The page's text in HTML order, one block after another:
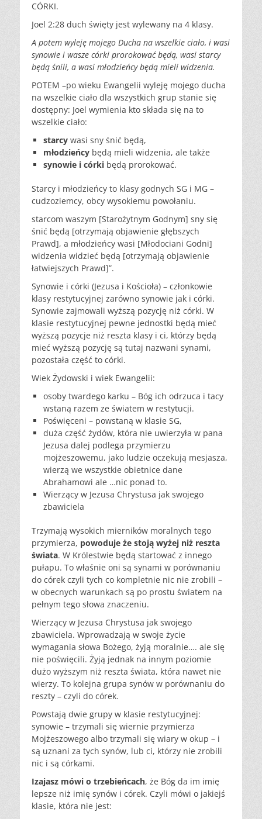
CÓRKI.
Joel 2:28 duch święty jest wylewany na 4 klasy.
A potem wyleję mojego Ducha na wszelkie ciało, i wasi
synowie i wasze córki prorokować będą, wasi starcy
będą śnili, a wasi młodzieńcy będą mieli widzenia.
POTEM –po wieku Ewangelii wyleję mojego ducha
na wszelkie ciało dla wszystkich grup stanie się
dostępny: Joel wymienia kto składa się na to
wszelkie ciało:
starcy wasi sny śnić będą,
młodzieńcy będą mieli widzenia, ale także
synowie i córki będą prorokować.
Starcy i młodzieńcy to klasy godnych SG i MG –
cudzoziemcy, obcy wysokiemu powołaniu.
starcom waszym [Starożytnym Godnym] sny się
śnić będą [otrzymają objawienie głębszych
Prawd], a młodzieńcy wasi [Młodociani Godni]
widzenia widzieć będą [otrzymają objawienie
łatwiejszych Prawd]”.
Synowie i córki (Jezusa i Kościoła) – członkowie
klasy restytucyjnej zarówno synowie jak i córki.
Synowie zajmowali wyższą pozycję niż córki. W
klasie restytucyjnej pewne jednostki będą mieć
wyższą pozycje niż reszta klasy i ci, którzy będą
mieć wyższą pozycję są tutaj nazwani synami,
pozostała część to córki.
Wiek Żydowski i wiek Ewangelii:
osoby twardego karku – Bóg ich odrzuca i tacy
wstaną razem ze światem w restytucji.
Poświęceni – powstaną w klasie SG,
duża część żydów, która nie uwierzyła w pana
Jezusa dalej podlega przymierzu
mojżeszowemu, jako ludzie oczekują mesjasza,
wierzą we wszystkie obietnice dane
Abrahamowi ale …nic ponad to.
Wierzący w Jezusa Chrystusa jak swojego
zbawiciela
Trzymają wysokich mierników moralnych tego
przymierza, powoduje że stoją wyżej niż reszta
świata. W Królestwie będą startować z innego
pułapu. To właśnie oni są synami w porównaniu
do córek czyli tych co kompletnie nic nie zrobili –
w obecnych warunkach są po prostu światem na
pełnym tego słowa znaczeniu.
Wierzący w Jezusa Chrystusa jak swojego
zbawiciela. Wprowadzają w swoje życie
wymagania słowa Bożego, żyją moralnie…. ale się
nie poświęcili. Żyją jednak na innym poziomie
dużo wyższym niż reszta świata, która nawet nie
wierzy. To kolejna grupa synów w porównaniu do
reszty – czyli do córek.
Powstają dwie grupy w klasie restytucyjnej:
synowie – trzymali się wiernie przymierza
Mojżeszowego albo trzymali się wiary w okup – i
są uznani za tych synów, lub ci, którzy nie zrobili
nic i są córkami.
Izajasz mówi o trzebieńcach, że Bóg da im imię
lepsze niż imię synów i córek. Czyli mówi o jakiejś
klasie, która nie jest: